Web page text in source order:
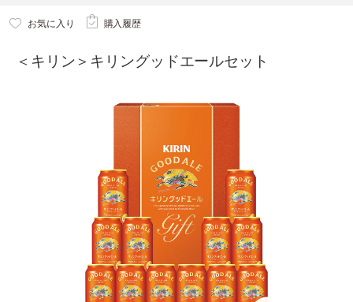
お気に入り 購入履歴
＜キリン＞キリングッドエールセット